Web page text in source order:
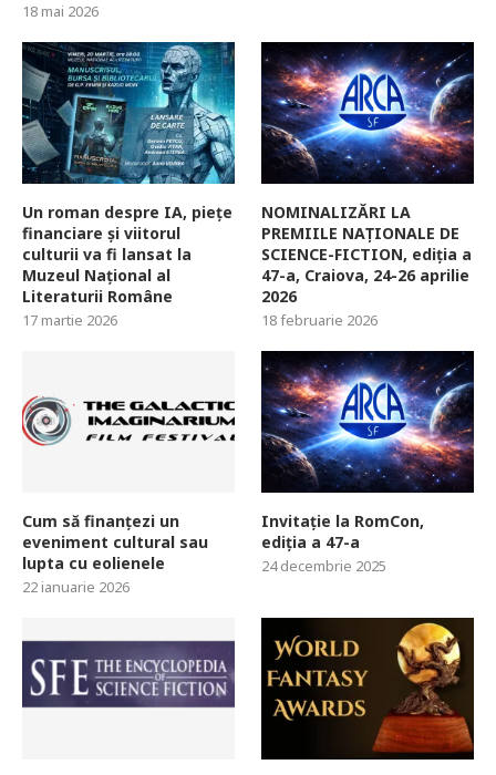
18 mai 2026
Un roman despre IA, piețe
financiare și viitorul
culturii va fi lansat la
Muzeul Național al
Literaturii Române
17 martie 2026
NOMINALIZĂRI LA
PREMIILE NAȚIONALE DE
SCIENCE-FICTION, ediția a
47-a, Craiova, 24-26 aprilie
2026
18 februarie 2026
Cum să finanțezi un
eveniment cultural sau
lupta cu eolienele
22 ianuarie 2026
Invitație la RomCon,
ediția a 47-a
24 decembrie 2025